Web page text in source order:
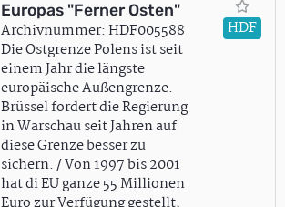
Europas "Ferner Osten"
Archivnummer: HDF005588
Die Ostgrenze Polens ist seit
einem Jahr die längste
europäische Außengrenze.
Brüssel fordert die Regierung
in Warschau seit Jahren auf
diese Grenze besser zu
sichern. / Von 1997 bis 2001
hat di EU ganze 55 Millionen
HDF